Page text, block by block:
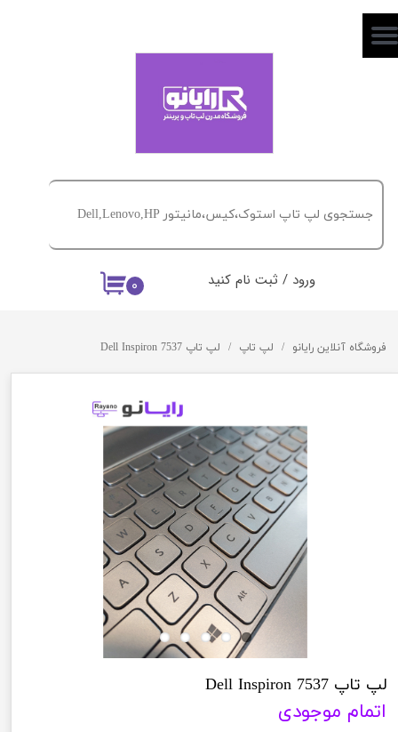
۰ ورود / ثبت نام کنید
حساب کاربری من
خروج از حساب کاربری
فروشگاه آنلاین رایانو لپ تاپ لپ تاپ Dell Inspiron 7537
لپ تاپ Dell Inspiron 7537
اتمام موجودی